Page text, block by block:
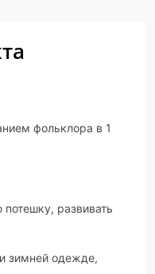
фольклора в 1
развивать
зимней одежде,